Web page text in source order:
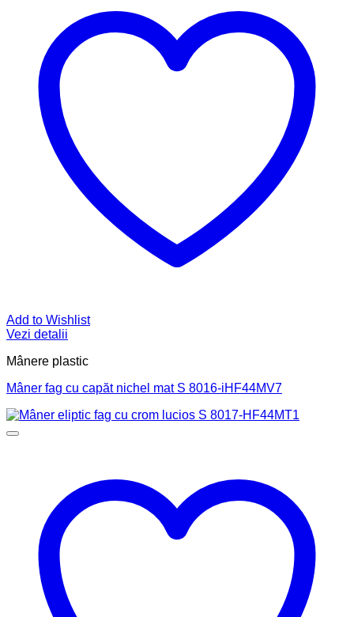
Add to Wishlist
Vezi detalii
Mânere plastic
Mâner fag cu capăt nichel mat S 8016-iHF44MV7